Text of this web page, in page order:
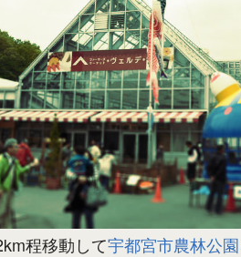
程移動して宇都宮市農林公